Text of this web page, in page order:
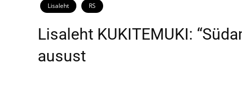
Lisaleht RS
Lisaleht KUKITEMUKI:
ausust